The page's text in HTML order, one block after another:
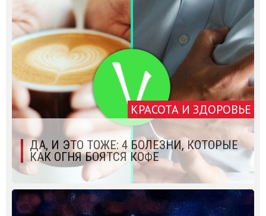
КРАСОТА И ЗДОРОВЬЕ
ДА, И ЭТО ТОЖЕ: 4 БОЛЕЗНИ, КОТОРЫЕ
КАК ОГНЯ БОЯТСЯ КОФЕ